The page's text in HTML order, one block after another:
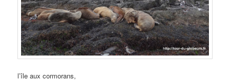
l’île aux cormorans,